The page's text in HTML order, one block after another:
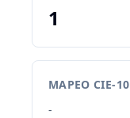
1
MAPEO CIE-10
-